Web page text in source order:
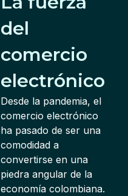
del
comercio
electrónico
Desde la pandemia, el
comercio electrónico
ha pasado de ser una
comodidad a
convertirse en una
piedra angular de la
economía colombiana.